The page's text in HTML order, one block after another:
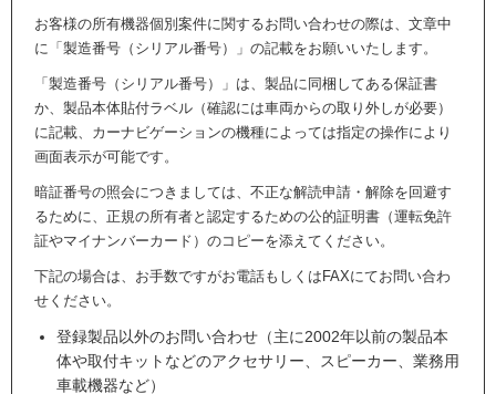
お客様の所有機器個別案件に関するお問い合わせの際は、文章中
に「製造番号（シリアル番号）」の記載をお願いいたします。
「製造番号（シリアル番号）」は、製品に同梱してある保証書
か、製品本体貼付ラベル（確認には車両からの取り外しが必要）
に記載、カーナビゲーションの機種によっては指定の操作により
画面表示が可能です。
暗証番号の照会につきましては、不正な解読申請・解除を回避す
るために、正規の所有者と認定するための公的証明書（運転免許
証やマイナンバーカード）のコピーを添えてください。
下記の場合は、お手数ですがお電話もしくはFAXにてお問い合わ
せください。
登録製品以外のお問い合わせ（主に2002年以前の製品本
体や取付キットなどのアクセサリー、スピーカー、業務用
車載機器など）